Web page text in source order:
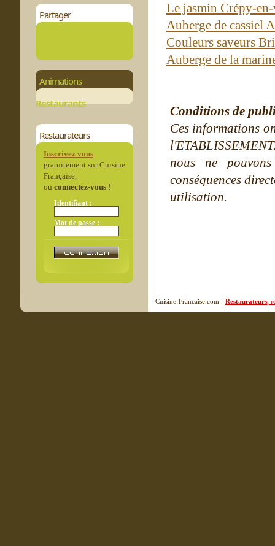
Partager
Animations
Restaurants
Restaurateurs
Inscrivez vous
gratuitement sur Cuisine
Française,
ou connectez-vous!
Identifiant :
Mot de passe :
Le jasmin Crépy-
Auberge de cassiel
Couleurs saveurs
Auberge de la
Conditions de
Ces informations
nous ne
conséquences
utilisation.
Cuisine-Francaise.com - Restaurateurs ,